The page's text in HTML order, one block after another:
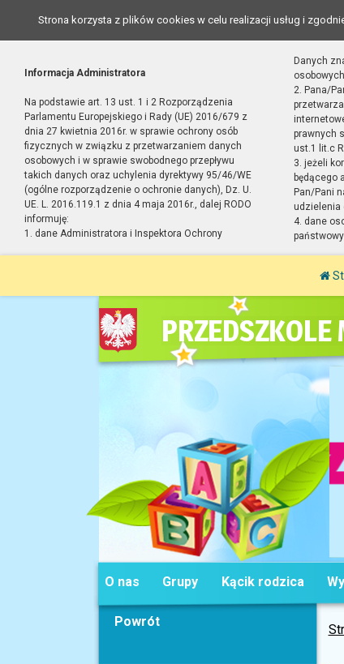
Strona korzysta z plików cookies w celu realizacji usług i
Informacja Administratora
Na podstawie art. 13 ust. 1 i 2 Rozporządzenia
Parlamentu Europejskiego i Rady (UE) 2016/679 z
dnia 27 kwietnia 2016r. w sprawie ochrony osób
fizycznych w związku z przetwarzaniem danych
osobowych i w sprawie swobodnego przepływu
takich danych oraz uchylenia dyrektywy 95/46/WE
(ogólne rozporządzenie o ochronie danych), Dz. U.
UE. L. 2016.119.1 z dnia 4 maja 2016r., dalej RODO
informuję:
1. dane Administratora i Inspektora Ochrony
Danych
2. Pana/
prawnych
ust.1 lit.c
3. jeżeli
będącego
Pan/Pani
udzielenia
4. dane
O nas Grupy Kącik rodzica
Powrót